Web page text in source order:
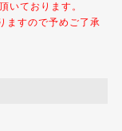
いております。
ますので予めご了承